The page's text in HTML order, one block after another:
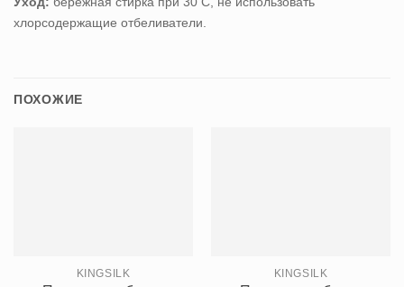
хлорсодержащие отбеливатели.
ПОХОЖИЕ
KINGSILK KINGSILK